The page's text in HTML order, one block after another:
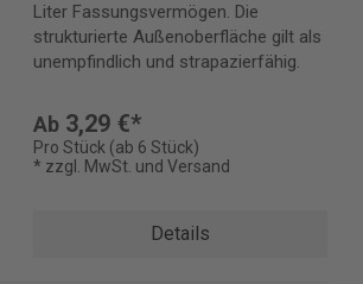
Liter Fassungsvermögen. Die
strukturierte Außenoberfläche gilt als
unempfindlich und strapazierfähig.
Ab 3,29 €*
Pro Stück (ab 6 Stück)
* zzgl. MwSt. und Versand
Details